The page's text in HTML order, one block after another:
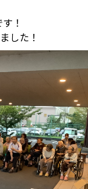
！
した！